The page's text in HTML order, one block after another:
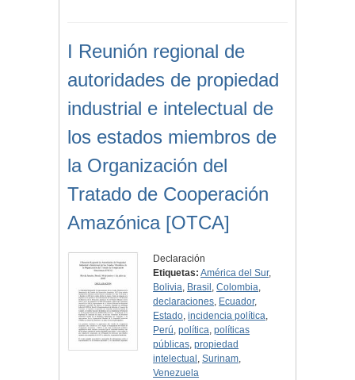
I Reunión regional de
autoridades de propiedad
industrial e intelectual de
los estados miembros de
la Organización del
Tratado de Cooperación
Amazónica [OTCA]
Declaración
Etiquetas: América del Sur,
Bolivia, Brasil ,Colombia,
declaraciones, Ecuador,
Estado,incidencia política,
Perú,política,políticas
públicas,propiedad
intelectual ,Surinam,
Venezuela